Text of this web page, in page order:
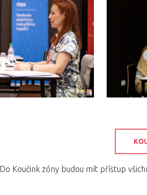
Do Koučink zóny budou mít přístup